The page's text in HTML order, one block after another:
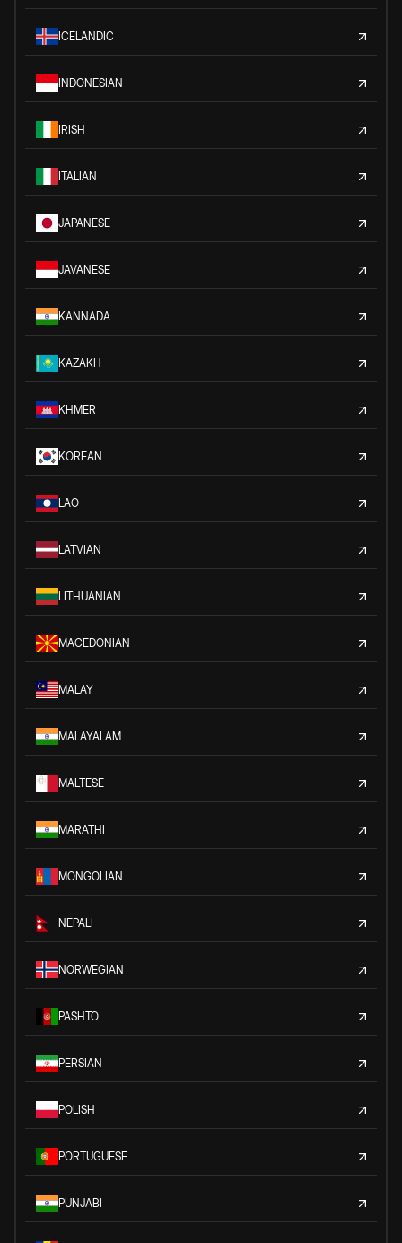
ICELANDIC
INDONESIAN
IRISH
ITALIAN
JAPANESE
JAVANESE
KANNADA
KAZAKH
KHMER
KOREAN
LAO
LATVIAN
LITHUANIAN
MACEDONIAN
MALAY
MALAYALAM
MALTESE
MARATHI
MONGOLIAN
NEPALI
NORWEGIAN
PASHTO
PERSIAN
POLISH
PORTUGUESE
PUNJABI